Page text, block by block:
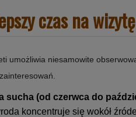
czas na wizytę
umożliwia niesamowite
sucha (od czerwca do
koncentruje się wokół